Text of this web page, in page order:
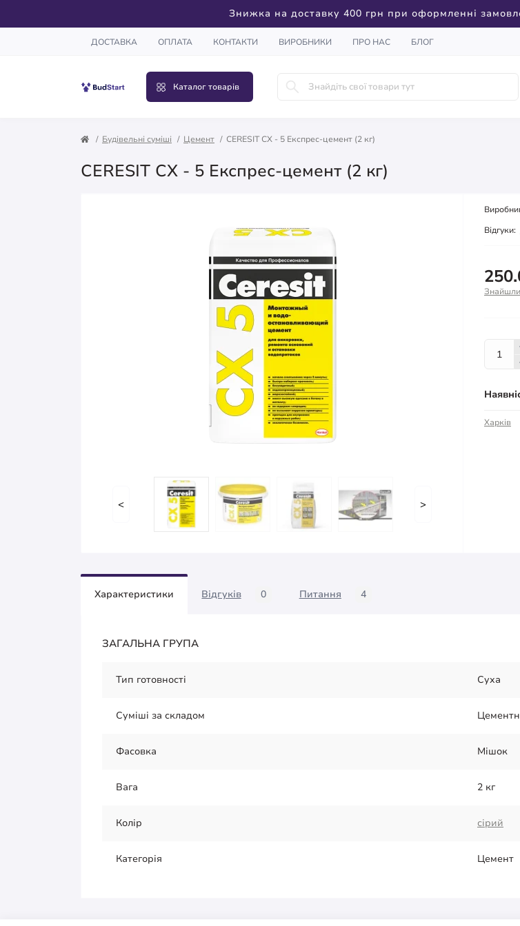
Знижка на доставку 400 грн при оформленні
ДОСТАВКА ОПЛАТА КОНТАКТИ ВИРОБНИКИ ПРО НАС БЛОГ
Каталог товарів
Будівельні суміші Цемент CERESIT CX - 5 Експрес-цемент (2 кг)
CERESIT CX - 5 Експрес-цемент (2 кг)
< >
Відгуки:
Харків
Характеристики Відгуків 0 Питання 4
ЗАГАЛЬНА ГРУПА
Тип готовності Суха
Суміші за складом
Фасовка Мішок
Вага 2 кг
Колір сірий
Категорія Цемент